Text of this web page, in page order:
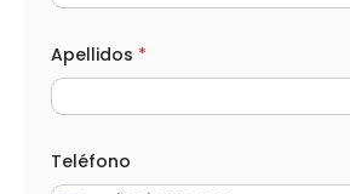
Apellidos *
Teléfono